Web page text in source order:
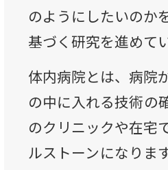
のようにしたいのか
基づく研究を進めてい
体内病院とは、病院
の中に入れる技術の
のクリニックや在宅
ルストーンになりま